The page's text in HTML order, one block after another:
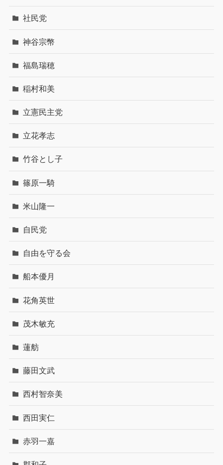
社民党
神谷宗幣
福島瑞穂
稲村和美
立憲民主党
立花孝志
竹谷とし子
篠原一騎
米山隆一
自民党
自由を守る会
船本優月
花角英世
茂木敏充
蓮舫
藤田文武
西村智奈美
西田実仁
赤羽一嘉